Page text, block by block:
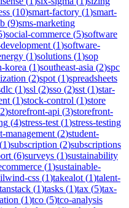
(10)smart-factory (1)smart-
(9)sms-marketing
)social-commerce (5)software
(1)software-
(1)solutions (1)sop
korea (1)southeast-asia (2)spc
(2)spot (1)spreadsheets
(1)ssl (2)sso (2)sst (1)star-
(1)stock-control (1)store
2)storefront-api (3)storefront-
(4)stress-test (1)stress-testing
management (2)student-
1)subscription (2)subscriptions
(6)surveys (1)sustainability
(1)sustainable-
css (1)takealot (1)talent-
tanstack (1)tasks (1)tax (5)tax-
(1)tco (5)tco-analysis